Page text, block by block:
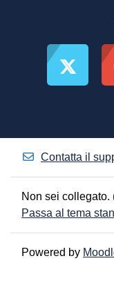
Contatta il
Non sei collegato.
Passa al tema
Powered by